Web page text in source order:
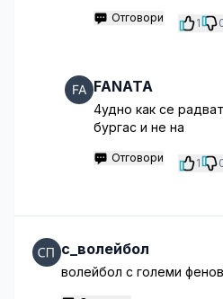
Отговори 1
FANATA
4удно как се
бургас и не на
Отговори 1
с_волейбол
волейбол с големи